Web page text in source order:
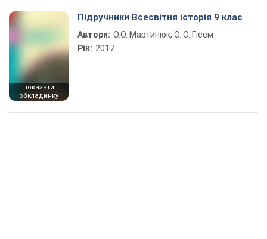
показати
обкладинку
Підручники Всесвітня історія 9 клас
Автори: О.О. Мартинюк, О. О. Гісем
Рік: 2017